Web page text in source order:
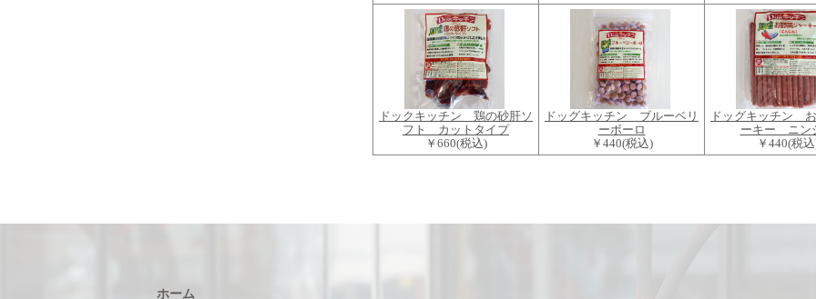
ドックキッチン 鶏の砂肝ソ
フト カットタイプ
￥660(税込)
ドッグキッチン ブルーベリ
ーボーロ
￥440(税込)
ドッグキッチン
ーキー ニン
￥440(税
ホーム